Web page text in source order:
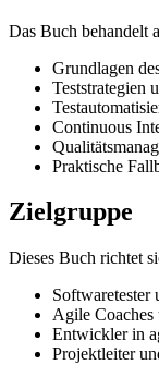
Das Buch behandelt
Grundlagen
Teststrategien
Continuous
Praktische
Zielgruppe
Dieses Buch richtet
Softwaretester
Agile Coaches
Entwickler in
Projektleiter